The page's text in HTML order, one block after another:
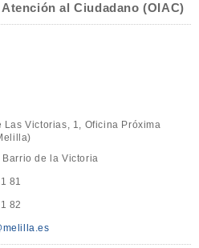
al Ciudadano (OIAC)
Las Victorias, 1, Oficina Próxima
Barrio de la Victoria
81
82